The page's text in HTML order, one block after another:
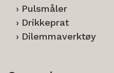
Pulsmåler
Drikkeprat
Dilemmaverktøy